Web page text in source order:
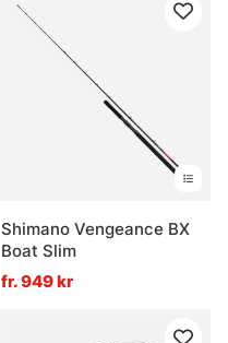
Shimano Vengeance BX
Boat Slim
fr. 949 kr